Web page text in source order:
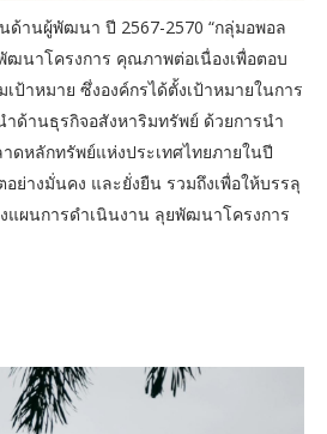
ด้านผู้พัฒนา ปี 2567-2570 “กลุ่มอพอล
ฒนาโครงการ คุณภาพต่อเนื่องเพื่อตอบ
ป้าหมาย ซึ่งองค์กรได้ตั้งเป้าหมายในการ
ด้านธุรกิจอสังหาริมทรัพย์ ด้วยการนำ
ดหลักทรัพย์แห่งประเทศไทยภายในปี
อย่างมั่นคง และยั่งยืน รวมถึงเพื่อให้บรรลุ
แผนการดำเนินงาน ลุยพัฒนาโครงการ